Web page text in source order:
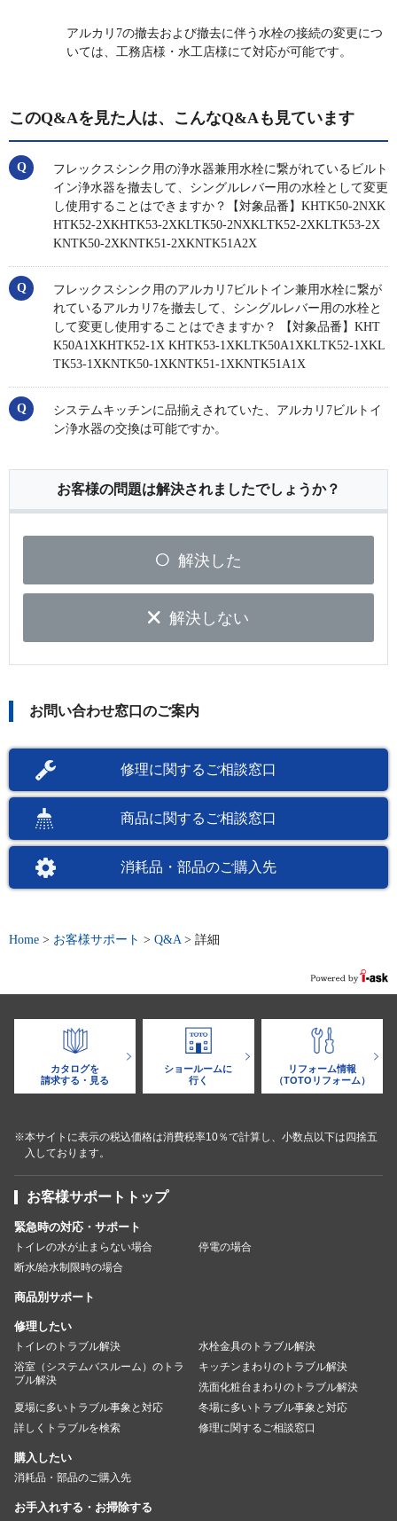
アルカリ7の撤去および撤去に伴う水栓の接続の変更につ
いては、工務店様・水工店様にて対応が可能です。
このQ&Aを見た人は、こんなQ&Aも見ています
フレックスシンク用の浄水器兼用水栓に繋がれているビルト
イン浄水器を撤去して、シングルレバー用の水栓として変更
し使用することはできますか？【対象品番】KHTK50-2NXK
HTK52-2XKHTK53-2XKLTK50-2NXKLTK52-2XKLTK53-2X
KNTK50-2XKNTK51-2XKNTK51A2X
フレックスシンク用のアルカリ7ビルトイン兼用水栓に繋が
れているアルカリ7を撤去して、シングルレバー用の水栓と
して変更し使用することはできますか？ 【対象品番】KHT
K50A1XKHTK52-1X KHTK53-1XKLTK50A1XKLTK52-1XKL
TK53-1XKNTK50-1XKNTK51-1XKNTK51A1X
システムキッチンに品揃えされていた、アルカリ7ビルトイ
ン浄水器の交換は可能ですか。
お客様の問題は解決されましたでしょうか？
解決した
解決しない
お問い合わせ窓口のご案内
修理に関するご相談窓口
商品に関するご相談窓口
消耗品・部品のご購入先
Home > お客様サポート > Q&A > 詳細
カタログを
請求する・見る
ショールームに
行く
リフォーム情報
（TOTOリフォーム）
※本サイトに表示の税込価格は消費税率10％で計算し、小数点以下は四捨五
入しております。
お客様サポートトップ
緊急時の対応・サポート
トイレの水が止まらない場合
停電の場合
断水/給水制限時の場合
商品別サポート
修理したい
トイレのトラブル解決
水栓金具のトラブル解決
浴室（システムバスルーム）のトラ
ブル解決
キッチンまわりのトラブル解決
洗面化粧台まわりのトラブル解決
夏場に多いトラブル事象と対応
冬場に多いトラブル事象と対応
詳しくトラブルを検索
修理に関するご相談窓口
購入したい
消耗品・部品のご購入先
お手入れする・お掃除する